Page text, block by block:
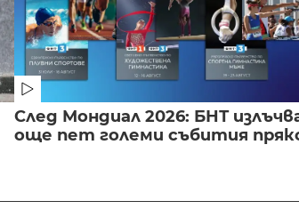
След Мондиал 2026: БНТ
още пет големи събития